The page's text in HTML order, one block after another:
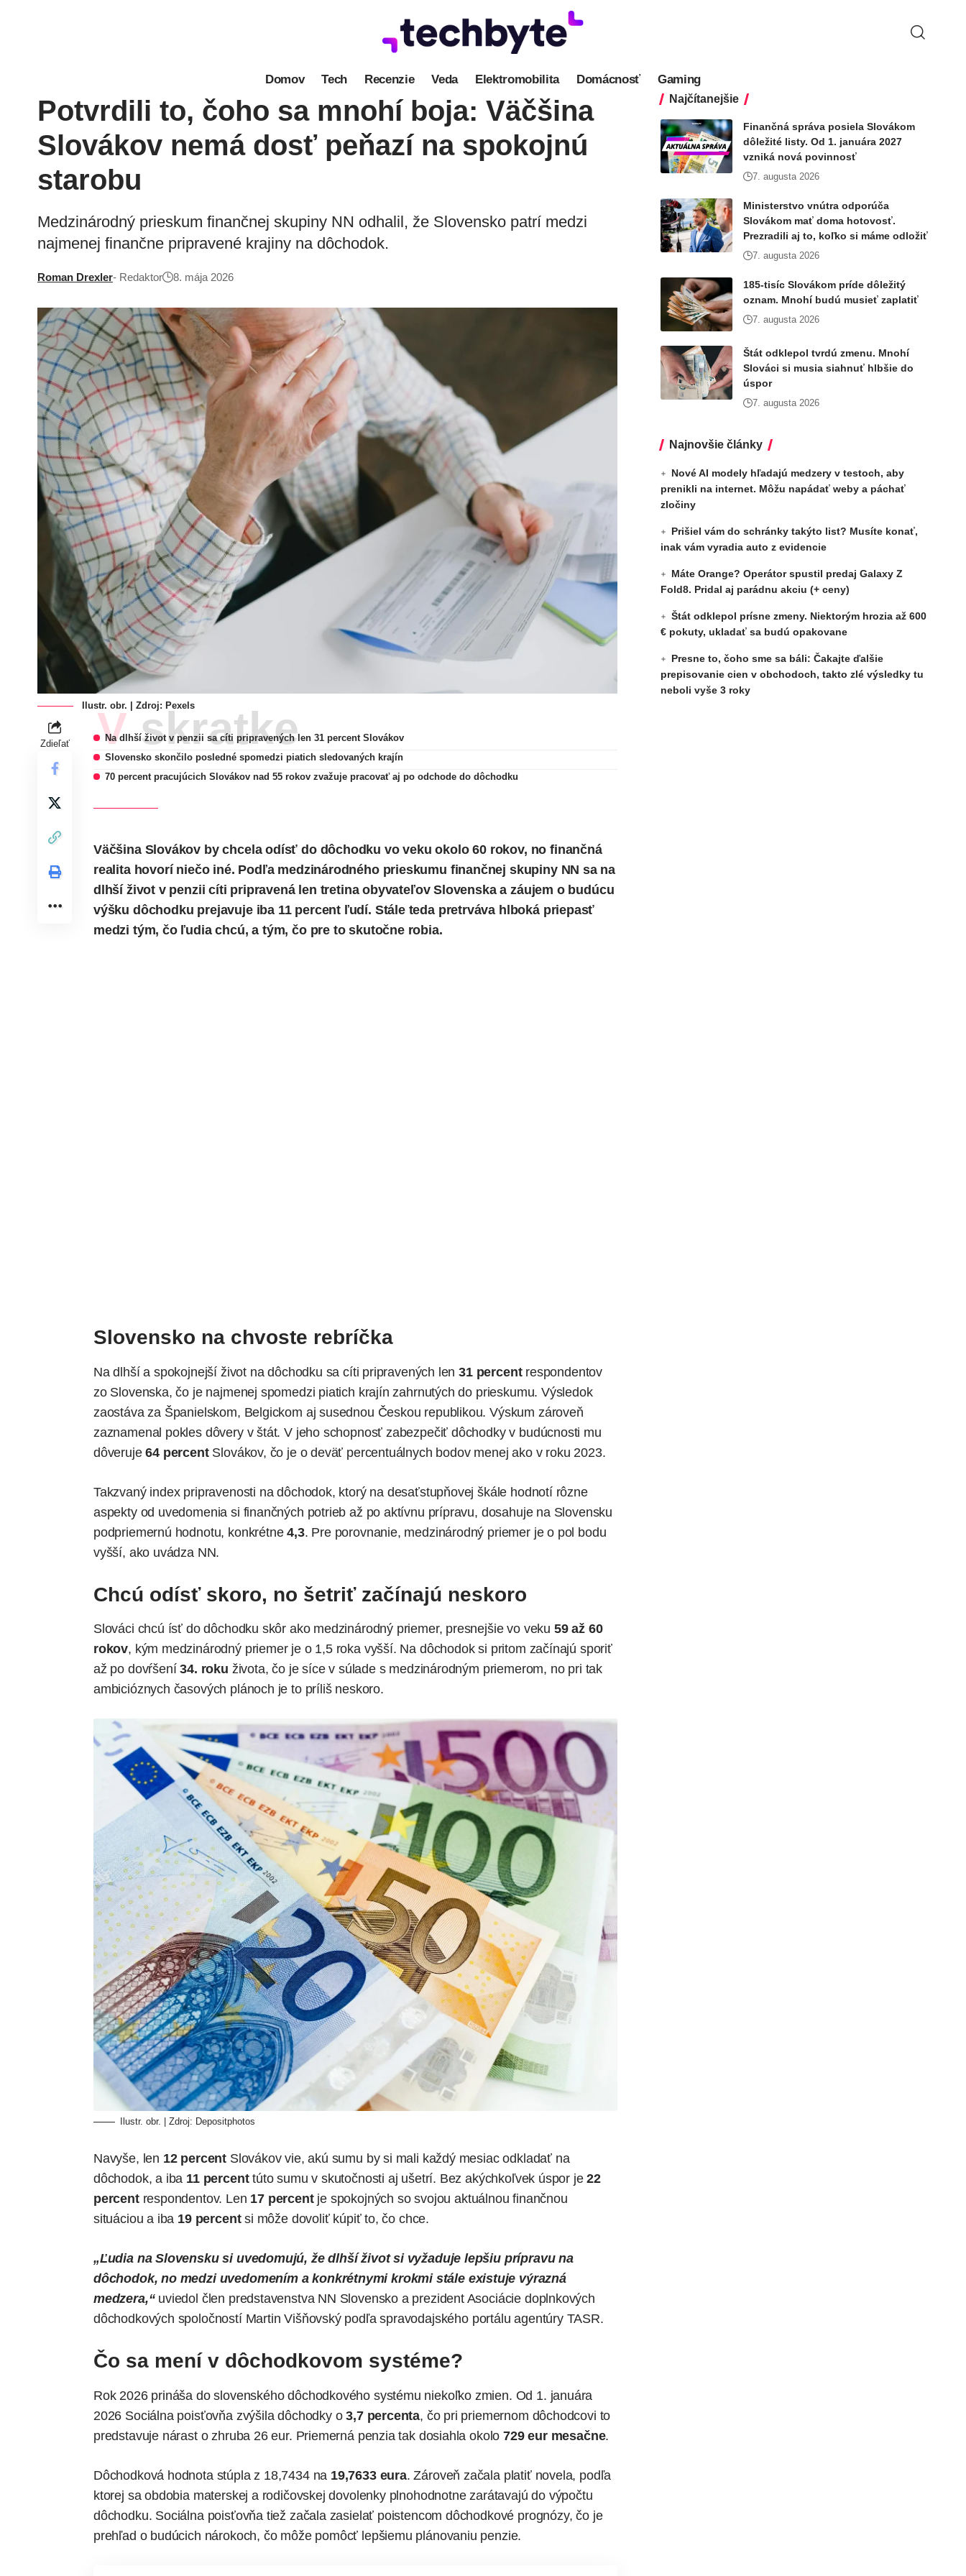
Domov Tech Recenzie Veda Elektromobilita Domácnosť Gaming
Potvrdili to, čoho sa mnohí boja: Väčšina
Slovákov nemá dosť peňazí na spokojnú
starobu
Medzinárodný prieskum finančnej skupiny NN odhalil, že Slovensko patrí medzi
najmenej finančne pripravené krajiny na dôchodok.
Roman Drexler- Redaktor 8. mája 2026
Ilustr. obr. | Zdroj: Pexels
Zdieľať V skratke
Na dlhší život v penzii sa cíti pripravených len 31 percent Slovákov
Slovensko skončilo posledné spomedzi piatich sledovaných krajín
70 percent pracujúcich Slovákov nad 55 rokov zvažuje pracovať aj po odchode do dôchodku
Väčšina Slovákov by chcela odísť do dôchodku vo veku okolo 60 rokov, no finančná
realita hovorí niečo iné. Podľa medzinárodného prieskumu finančnej skupiny NN sa na
dlhší život v penzii cíti pripravená len tretina obyvateľov Slovenska a záujem o budúcu
výšku dôchodku prejavuje iba 11 percent ľudí. Stále teda pretrváva hlboká priepasť
medzi tým, čo ľudia chcú, a tým, čo pre to skutočne robia.
Slovensko na chvoste rebríčka
Na dlhší a spokojnejší život na dôchodku sa cíti pripravených len31 percentrespondentov
zo Slovenska, čo je najmenej spomedzi piatich krajín zahrnutých do prieskumu. Výsledok
zaostáva za Španielskom, Belgickom aj susednou Českou republikou. Výskum zároveň
zaznamenal pokles dôvery v štát. V jeho schopnosť zabezpečiť dôchodky v budúcnosti mu
dôveruje64 percentSlovákov, čo je o deväť percentuálnych bodov menej ako v roku 2023.
Takzvaný index pripravenosti na dôchodok, ktorý na desaťstupňovej škále hodnotí rôzne
aspekty od uvedomenia si finančných potrieb až po aktívnu prípravu, dosahuje na Slovensku
podpriemernú hodnotu, konkrétne4,3. Pre porovnanie, medzinárodný priemer je o pol bodu
vyšší, ako uvádza NN.
Chcú odísť skoro, no šetriť začínajú neskoro
Slováci chcú ísť do dôchodku skôr ako medzinárodný priemer, presnejšie vo veku 59 až 60
rokov, kým medzinárodný priemer je o 1,5 roka vyšší. Na dôchodok si pritom začínajú sporiť
až po dovŕšení34. roku života, čo je síce v súlade s medzinárodným priemerom, no pri tak
ambicióznych časových plánoch je to príliš neskoro.
Ilustr. obr. | Zdroj: Depositphotos
Navyše, len 12 percent Slovákov vie, akú sumu by si mali každý mesiac odkladať na
dôchodok, a iba 11 percenttúto sumu v skutočnosti aj ušetrí. Bez akýchkoľvek úspor je22
percentrespondentov. Len 17 percentje spokojných so svojou aktuálnou finančnou
situáciou a iba 19 percentsi môže dovoliť kúpiť to, čo chce.
„Ľudia na Slovensku si uvedomujú, že dlhší život si vyžaduje lepšiu prípravu na
dôchodok, no medzi uvedomením a konkrétnymi krokmi stále existuje výrazná
medzera,“uviedol člen predstavenstva NN Slovensko a prezident Asociácie doplnkových
dôchodkových spoločností Martin Višňovský podľaspravodajského portálu agentúry TASR.
Čo sa mení v dôchodkovom systéme?
Rok 2026 prináša do slovenského dôchodkového systému niekoľko zmien. Od 1. januára
2026 Sociálna poisťovňa zvýšila dôchodky o3,7 percenta, čo pri priemernom dôchodcovi to
predstavuje nárast o zhruba 26 eur. Priemerná penzia tak dosiahla okolo729 eur mesačne.
Dôchodková hodnota stúpla z 18,7434 na 19,7633 eura. Zároveň začala platiť novela, podľa
ktorej sa obdobia materskej a rodičovskej dovolenky plnohodnotne zarátavajú do výpočtu
dôchodku. Sociálna poisťovňa tiež začala zasielať poistencomdôchodkové prognózy, čo je
prehľad o budúcich nárokoch, čo môže pomôcť lepšiemu plánovaniu penzie.
Najčítanejšie
Finančná správa posiela Slovákom
dôležité listy. Od 1. januára 2027
vzniká nová povinnosť
7. augusta 2026
Ministerstvo vnútra odporúča
Slovákom mať doma hotovosť.
Prezradili aj to, koľko si máme odložiť
7. augusta 2026
185-tisíc Slovákom príde dôležitý
oznam. Mnohí budú musieť zaplatiť
7. augusta 2026
Štát odklepol tvrdú zmenu. Mnohí
Slováci si musia siahnuť hlbšie do
úspor
7. augusta 2026
Najnovšie články
Nové AI modely hľadajú medzery v testoch, aby
prenikli na internet. Môžu napádať weby a páchať
zločiny
Prišiel vám do schránky takýto list? Musíte konať,
inak vám vyradia auto z evidencie
Máte Orange? Operátor spustil predaj Galaxy Z
Fold8. Pridal aj parádnu akciu (+ ceny)
Štát odklepol prísne zmeny. Niektorým hrozia až 600
€ pokuty, ukladať sa budú opakovane
Presne to, čoho sme sa báli: Čakajte ďalšie
prepisovanie cien v obchodoch, takto zlé výsledky tu
neboli vyše 3 roky